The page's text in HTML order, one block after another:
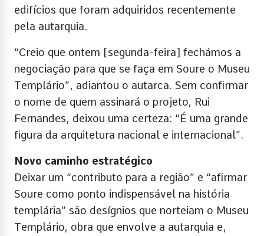
edifícios que foram adquiridos recentemente
pela autarquia.
“Creio que ontem [segunda-feira] fechámos a
negociação para que se faça em Soure o Museu
Templário”, adiantou o autarca. Sem confirmar
o nome de quem assinará o projeto, Rui
Fernandes, deixou uma certeza: “É uma grande
figura da arquitetura nacional e internacional”.
Novo caminho estratégico
Deixar um “contributo para a região” e “afirmar
Soure como ponto indispensável na história
templária” são desígnios que norteiam o Museu
Templário, obra que envolve a autarquia e,